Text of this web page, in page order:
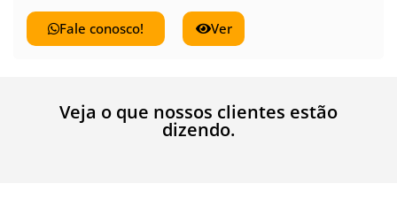
Fale conosco! Ver
Veja o que nossos clientes estão
dizendo.